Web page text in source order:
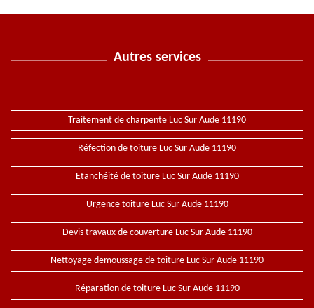
Autres services
Traitement de charpente Luc Sur Aude 11190
Réfection de toiture Luc Sur Aude 11190
Etanchéité de toiture Luc Sur Aude 11190
Urgence toiture Luc Sur Aude 11190
Devis travaux de couverture Luc Sur Aude 11190
Nettoyage demoussage de toiture Luc Sur Aude 11190
Réparation de toiture Luc Sur Aude 11190